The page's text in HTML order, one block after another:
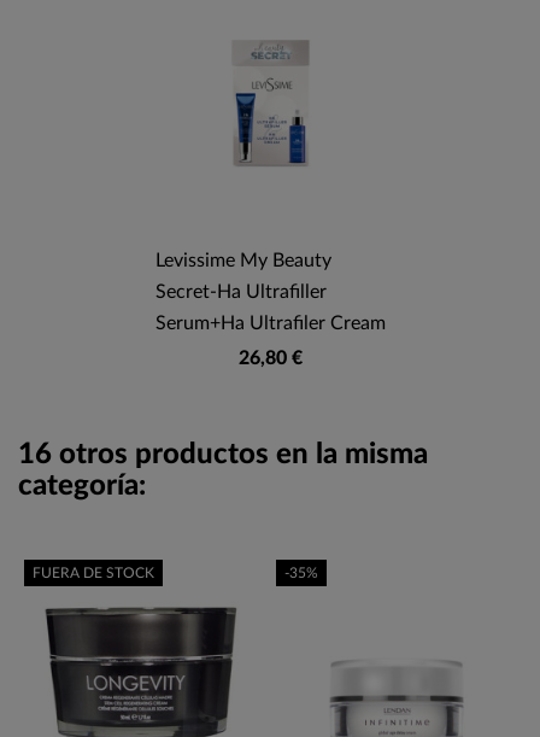
Levissime My Beauty
Secret-Ha Ultrafiller
Serum+Ha Ultrafiler Cream
26,80 €
16 otros productos en la misma
categoría:
FUERA DE STOCK -35%